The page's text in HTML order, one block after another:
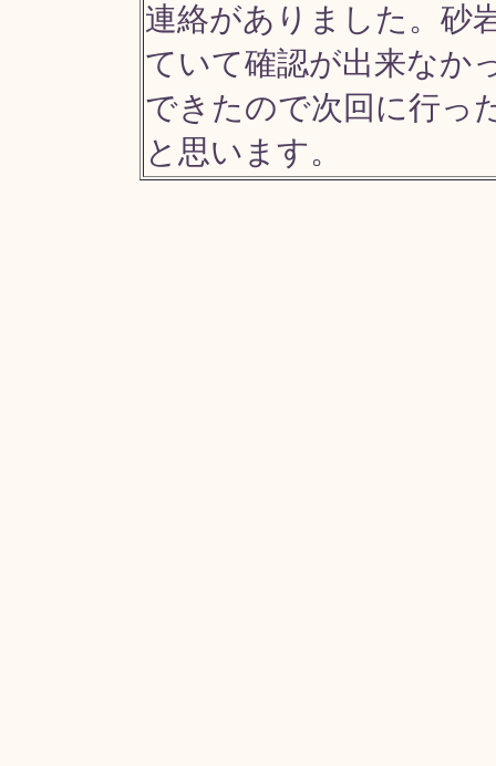
連絡がありました。砂
ていて確認が出来なか
できたので次回に行っ
と思います。